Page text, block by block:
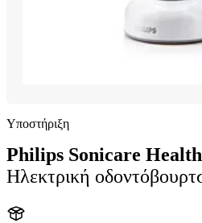
Υποστήριξη
Philips Sonicare
Ηλεκτρική